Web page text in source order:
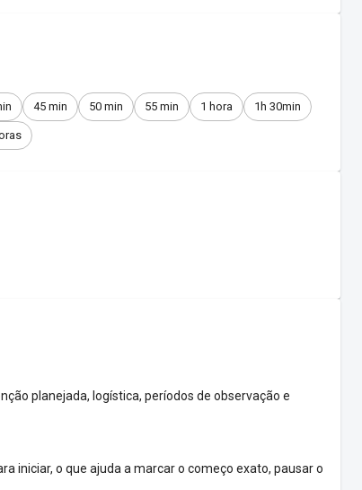
45 min 50 min 55 min 1 hora 1h 30min
planejada, logística, períodos de observação e
iniciar, o que ajuda a marcar o começo exato, pausar o